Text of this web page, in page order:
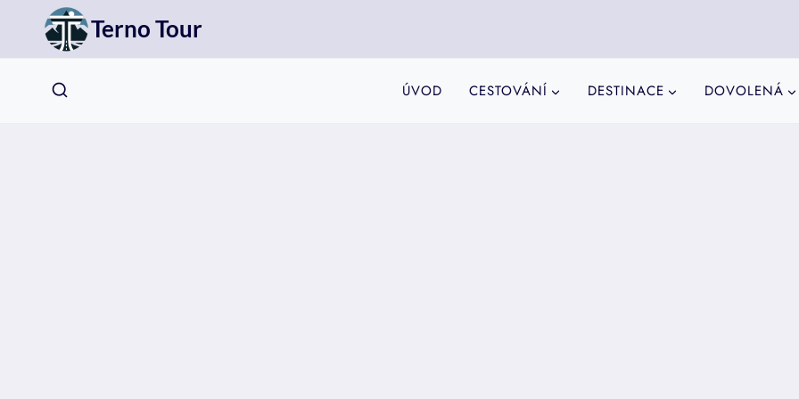
Přeskočit
obsah
Terno Tour
ÚVOD CESTOVÁNÍ DESTINACE DOVOLENÁ